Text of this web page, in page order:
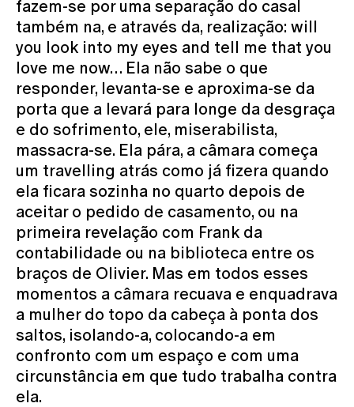
fazem-se por uma separação do casal
também na, e através da, realização: will
you look into my eyes and tell me that you
love me now… Ela não sabe o que
responder, levanta-se e aproxima-se da
porta que a levará para longe da desgraça
e do sofrimento, ele, miserabilista,
massacra-se. Ela pára, a câmara começa
um travelling atrás como já fizera quando
ela ficara sozinha no quarto depois de
aceitar o pedido de casamento, ou na
primeira revelação com Frank da
contabilidade ou na biblioteca entre os
braços de Olivier. Mas em todos esses
momentos a câmara recuava e enquadrava
a mulher do topo da cabeça à ponta dos
saltos, isolando-a, colocando-a em
confronto com um espaço e com uma
circunstância em que tudo trabalha contra
ela.